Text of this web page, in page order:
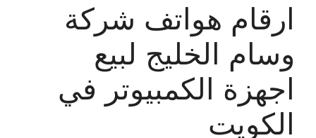
ارقام هواتف شركة
وسام الخليج لبيع
اجهزة الكمبيوتر في
الكويت